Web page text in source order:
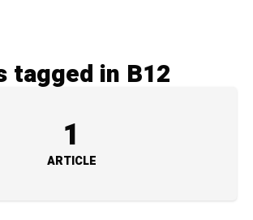
tagged in B12
1
ARTICLE